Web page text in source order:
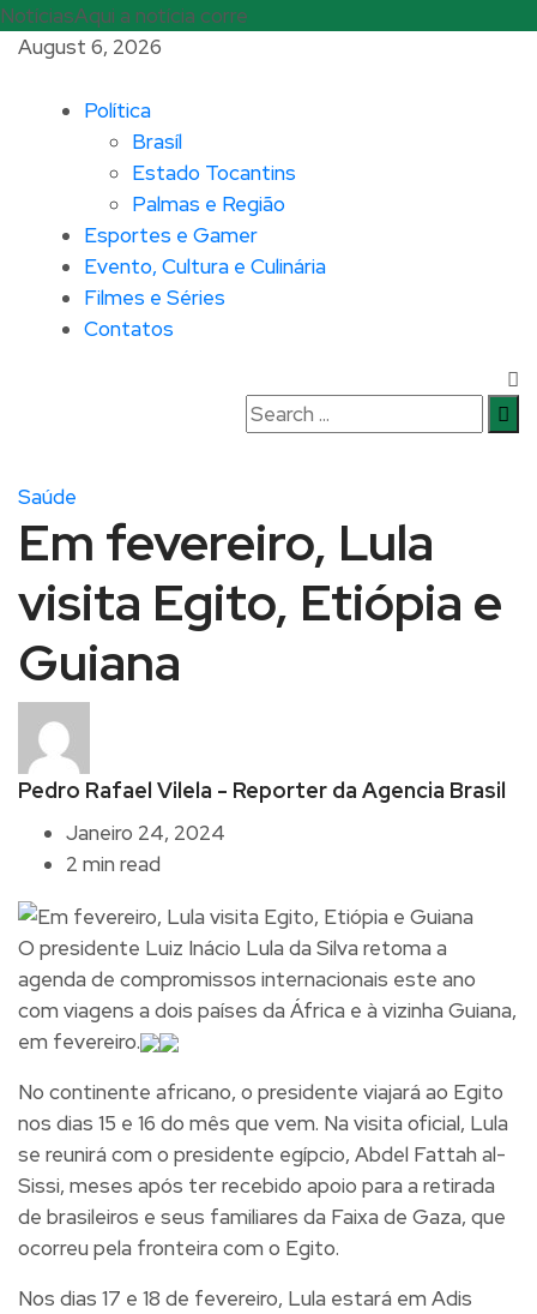
NotíciasAqui a notícia corre
August 6, 2026
Política
Brasíl
Estado Tocantins
Palmas e Região
Esportes e Gamer
Evento, Cultura e Culinária
Filmes e Séries
Contatos
Saúde
Em fevereiro, Lula
visita Egito, Etiópia e
Guiana
Pedro Rafael Vilela - Reporter da Agencia Brasil
Janeiro 24, 2024
2 min read
O presidente Luiz Inácio Lula da Silva retoma a
agenda de compromissos internacionais este ano
com viagens a dois países da África e à vizinha Guiana,
em fevereiro.
No continente africano, o presidente viajará ao Egito
nos dias 15 e 16 do mês que vem. Na visita oficial, Lula
se reunirá com o presidente egípcio, Abdel Fattah al-
Sissi, meses após ter recebido apoio para a retirada
de brasileiros e seus familiares da Faixa de Gaza, que
ocorreu pela fronteira com o Egito.
Nos dias 17 e 18 de fevereiro, Lula estará em Adis